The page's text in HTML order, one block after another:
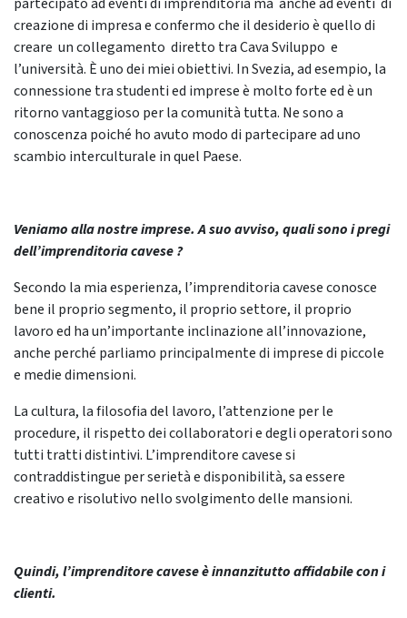
creazione di impresa e confermo che il desiderio è quello di
creare un collegamento diretto tra Cava Sviluppo e
l’università. È uno dei miei obiettivi. In Svezia, ad esempio, la
connessione tra studenti ed imprese è molto forte ed è un
ritorno vantaggioso per la comunità tutta. Ne sono a
conoscenza poiché ho avuto modo di partecipare ad uno
scambio interculturale in quel Paese.
Veniamo alla nostre imprese. A suo avviso, quali sono i pregi
dell’imprenditoria cavese ?
Secondo la mia esperienza, l’imprenditoria cavese conosce
bene il proprio segmento, il proprio settore, il proprio
lavoro ed ha un’importante inclinazione all’innovazione,
anche perché parliamo principalmente di imprese di piccole
e medie dimensioni.
La cultura, la filosofia del lavoro, l’attenzione per le
procedure, il rispetto dei collaboratori e degli operatori sono
tutti tratti distintivi. L’imprenditore cavese si
contraddistingue per serietà e disponibilità, sa essere
creativo e risolutivo nello svolgimento delle mansioni.
Quindi, l’imprenditore cavese è innanzitutto affidabile con i
clienti.